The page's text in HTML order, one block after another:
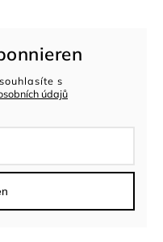
s
údajů